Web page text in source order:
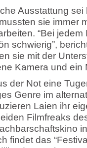
Ausstattung
sie immer
“Bei
schwierig”,
sie mit der
Kamera und ein
der Not eine
Genre im
Laien ihr
Filmfreaks
findet das